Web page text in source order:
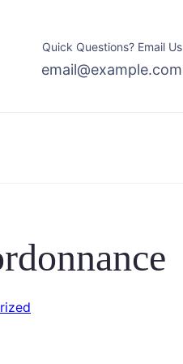
Quick Questions? Email Us
email@example.com